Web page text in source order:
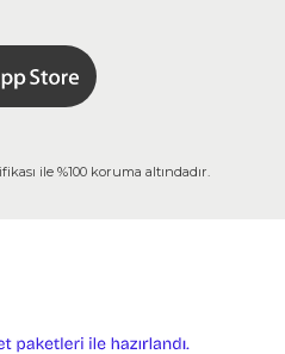
ile %100 koruma altındadır.
e-